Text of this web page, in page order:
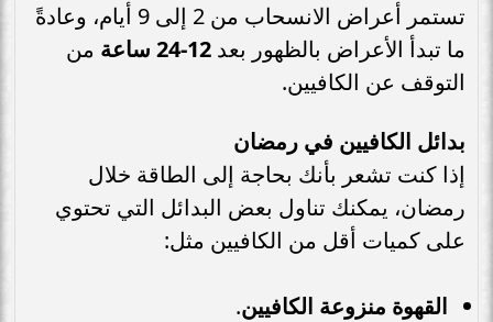
تستمر أعراض الانسحاب من 2 إلى 9 أيام، وعادةً
ما تبدأ الأعراض بالظهور بعد 12-24 ساعة
من
التوقف عن الكافيين.
بدائل الكافيين في رمضان
إذا كنت تشعر بأنك بحاجة إلى الطاقة خلال
رمضان، يمكنك تناول بعض البدائل التي تحتوي
على كميات أقل من الكافيين مثل:
القهوة منزوعة الكافيين.